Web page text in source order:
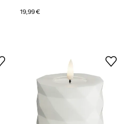
19,99 €